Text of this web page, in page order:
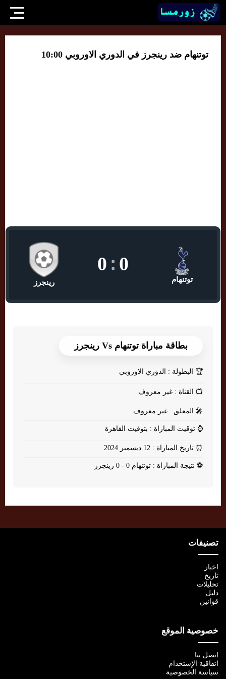
توتنهام ضد رينجرز في الدوري الاوروبي 10:00
توتنهام
0
:
0
رينجرز
بطاقة مباراة توتنهام Vs رينجرز
🏆 البطولة : الدوري الاوروبي
📺 القناة : غير معروف
🎤 المعلق : غير معروف
⌚ توقيت المباراة : بتوقيت القاهرة
⏰ تاريخ المباراة : 12 ديسمبر 2024
⚽ نتيجة المباراة : توتنهام 0 - 0 رينجرز
تصنيفات
اخبار
تاريخ
تحليلات
دليل
قوانين
خصوصية الموقع
اتصل بنا
اتفاقية الإستخدام
سياسة الخصوصية